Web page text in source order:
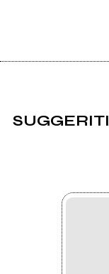
SUGGERITI